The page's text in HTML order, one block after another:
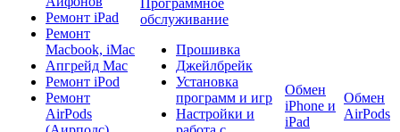
Ремонт iPad
Ремонт
Macbook, iMac
Апгрейд Mac
Ремонт iPod
Ремонт
AirPods
Программное
обслуживание
Прошивка
Джейлбрейк
Установка
программ и игр
Настройки и
Обмен
iPhone и
iPad
Обмен
AirPods